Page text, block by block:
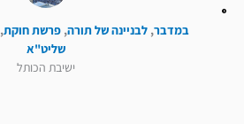
במדבר, לבניינה של תורה, פרשת חוקת,
שליט"א
ישיבת הכותל